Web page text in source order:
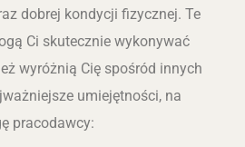
dobrej kondycji fizycznej. Te
Ci skutecznie wykonywać
wyróżnią Cię spośród innych
umiejętności, na
pracodawcy: